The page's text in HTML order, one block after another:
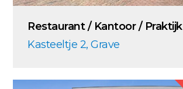
Restaurant / Kantoor / Praktijk
Kasteeltje 2, Grave